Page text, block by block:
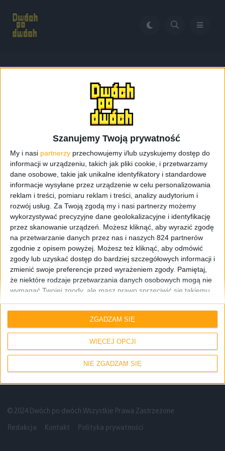
Szanujemy Twoją prywatność
My i nasi partnerzy przechowujemy i/lub uzyskujemy dostęp do
informacji w urządzeniu, takich jak pliki cookie, i przetwarzamy
dane osobowe, takie jak unikalne identyfikatory i standardowe
informacje wysyłane przez urządzenie w celu personalizowania
reklam i treści, pomiaru reklam i treści, analizy audytorium i
rozwój usług. Za Twoją zgodą my i nasi partnerzy możemy
wykorzystywać precyzyjne dane geolokalizacyjne i identyfikację
przez skanowanie urządzeń. Możesz kliknąć, aby wyrazić zgodę
na przetwarzanie danych przez nas i naszych 824 partnerów
zgodnie z opisem powyżej. Możesz też kliknąć, aby odmówić
zgody lub uzyskać dostęp do bardziej szczegółowych informacji i
zmienić swoje preferencje przed wyrażeniem zgody. Pamiętaj,
że niektóre rodzaje przetwarzania danych osobowych mogą nie
wymagać Twojej zgody, ale masz prawo sprzeciwić się takiemu
do tej witryny. Możesz w dowolnym momencie zmienić swoje
preferencje lub wycofać zgodę, wracając na tę stronę i klikając
przycisk "Prywatność" na dole strony.
WIĘCEJ OPCJI
NIE ZGADZAM SIĘ
ZGADZAM SIĘ
Galaxy Gear vs Gear Fit
Galaxy Gear vs Gear Fit
Który zegarek wybrać? Samsung Gear 2,
Gear 2 Neo, Gear Fit czy może Galaxy
© 2024 Dwóch po dwóch Wszystkie Prawa Zastrzeżone
Redakcja Kontakt Polityka prywatności